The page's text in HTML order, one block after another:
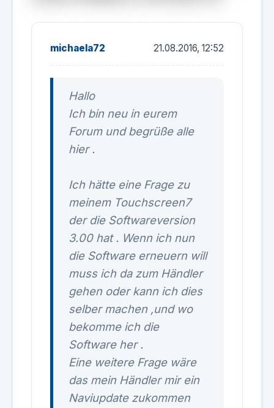
michaela72 21.08.2016, 12:52
Hallo
Ich bin neu in eurem
Forum und begrüße alle
hier .
Ich hätte eine Frage zu
meinem Touchscreen7
der die Softwareversion
3.00 hat . Wenn ich nun
die Software erneuern will
muss ich da zum Händler
gehen oder kann ich dies
selber machen ,und wo
bekomme ich die
Software her .
Eine weitere Frage wäre
das mein Händler mir ein
Naviupdate zukommen